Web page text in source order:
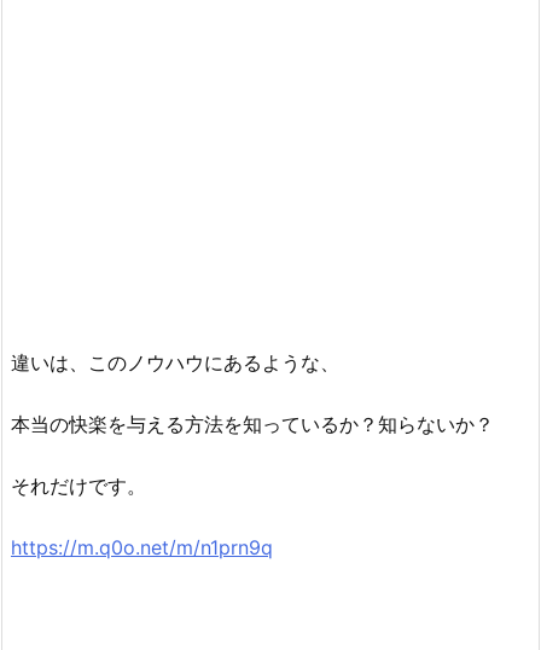
違いは、このノウハウにあるような、
本当の快楽を与える方法を知っているか？知らないか？
それだけです。
https://m.q0o.net/m/n1prn9q